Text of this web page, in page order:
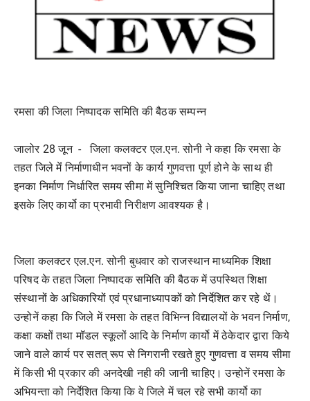
रमसा की जिला निष्पादक समिति की बैठक सम्पन्न
जालोर 28 जून - जिला कलक्टर एल.एन. सोनी ने कहा कि रमसा के
तहत जिले मेंं निर्माणाधीन भवनों के कार्य गुणवत्ता पूर्ण होने के साथ ही
इनका निर्माण निर्धारित समय सीमा में सुनिश्चित किया जाना चाहिए तथा
इसके लिए कार्यो का प्रभावी निरीक्षण आवश्यक है।
जिला कलक्टर एल.एन. सोनी बुधवार को राजस्थान माध्यमिक शिक्षा
परिषद के तहत जिला निष्पादक समिति की बैठक में उपस्थित शिक्षा
संस्थानों के अधिकारियों एवं प्रधानाध्यापकों को निर्देशित कर रहे थें।
उन्होनें कहा कि जिले में रमसा के तहत विभिन्न विद्यालयों के भवन निर्माण,
कक्षा कक्षों तथा मॉडल स्कूलों आदि के निर्माण कार्यो में ठेकेदार द्वारा किये
जाने वाले कार्य पर सतत् रूप से निगरानी रखते हुए गुणवत्ता व समय सीमा
में किसी भी प्रकार की अनदेखी नही की जानी चाहिए। उन्होनें रमसा के
अभियन्ता को निर्देशित किया कि वे जिले में चल रहे सभी कार्यो का